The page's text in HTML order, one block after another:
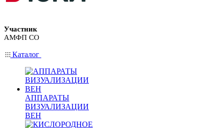
Участник
АМФП СО
Каталог
АППАРАТЫ
ВИЗУАЛИЗАЦИИ
ВЕН